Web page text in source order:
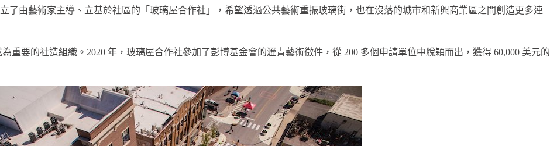
了由藝術家主導、立基於社區的「玻璃屋合作社」，希望透過公共藝術重振玻璃街，也在沒落的城市和新興商業區之間創造更多連
重要的社造組織。2020 年，玻璃屋合作社參加了彭博基金會的瀝青藝術徵件，從 200 多個申請單位中脫穎而出，獲得 60,000 美元的